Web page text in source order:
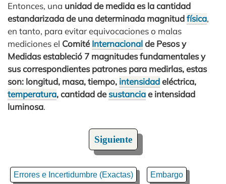
Entonces, una unidad de medida es la cantidad
estandarizada de una determinada magnitudfísica,
en tanto, para evitar equivocaciones o malas
mediciones el ComitéInternacionalde Pesos y
Medidas estableció 7 magnitudes fundamentales y
sus correspondientes patrones para medirlas, estas
son: longitud, masa, tiempo, intensidadeléctrica,
temperatura, cantidad desustanciae intensidad
luminosa.
Siguiente
Errores e Incertidumbre (Exactas) Embargo